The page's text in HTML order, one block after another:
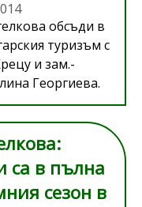
обсъди в
туризъм с
и зам.-
Георгиева.
са в пълна
сезон в